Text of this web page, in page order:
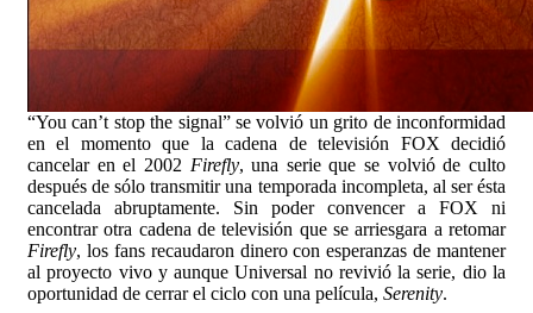
“You can’t stop the signal” se volvió un grito de inconformidad
en el momento que la cadena de televisión FOX decidió
cancelar en el 2002 Firefly, una serie que se volvió de culto
después de sólo transmitir una temporada incompleta, al ser ésta
cancelada abruptamente. Sin poder convencer a FOX ni
encontrar otra cadena de televisión que se arriesgara a retomar
Firefly, los fans recaudaron dinero con esperanzas de mantener
al proyecto vivo y aunque Universal no revivió la serie, dio la
oportunidad de cerrar el ciclo con una película, Serenity.